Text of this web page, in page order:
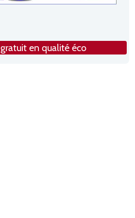
gratuit en qualité éco